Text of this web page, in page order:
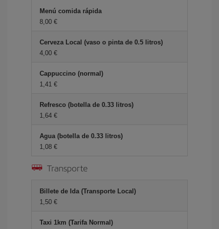
Menú comida rápida
8,00 €
Cerveza Local (vaso o pinta de 0.5 litros)
4,00 €
Cappuccino (normal)
1,41 €
Refresco (botella de 0.33 litros)
1,64 €
Agua (botella de 0.33 litros)
1,08 €
Transporte
Billete de Ida (Transporte Local)
1,50 €
Taxi 1km (Tarifa Normal)